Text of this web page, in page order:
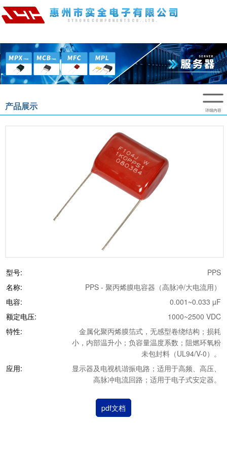
详细内容
产品展示
型号:
PPS
名称:
PPS - 聚丙烯膜电容器（高脉冲/大电流用）
电容:
0.001~0.033 µF
额定电压:
1000~2500 VDC
特性:
金属化聚丙烯膜箔式，无感型卷绕结构；损耗
小，内部温升小；负容量温度系数；阻燃环氧粉
未包封料（UL94/V-0）。
应用:
显示器及电视机谐振电路；适用于高频、高压、
高脉冲电流回路；适用于电子式安定器。
pdf文档